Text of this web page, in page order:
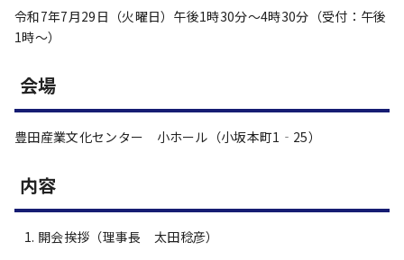
令和7年7月29日（火曜日）午後1時30分～4時30分（受付：午後
1時～）
会場
豊田産業文化センター 小ホール（小坂本町1‐25）
内容
開会挨拶（理事長 太田稔彦）